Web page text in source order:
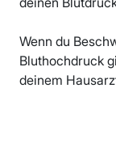
Wenn du
Bluthochdruck
deinem